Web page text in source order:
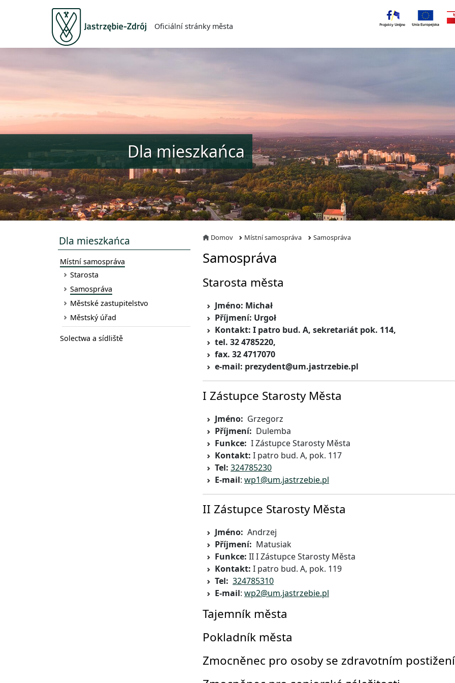
Oficiální stránky města
Dla mieszkańca
Dla mieszkańca
Místní samospráva
Starosta
Samospráva
Městské zastupitelstvo
Městský úřad
Solectwa a sídliště
Domov Místní samospráva Samospráva
Samospráva
Starosta města
Jméno: Michał
Příjmení: Urgoł
Kontakt: I patro bud. A, sekretariát pok. 114,
tel. 32 4785220,
fax. 32 4717070
e-mail: prezydent@um.jastrzebie.pl
I Zástupce Starosty Města
Jméno: Grzegorz
Příjmení: Dulemba
Funkce: I Zástupce Starosty Města
Kontakt: I patro bud. A, pok. 117
Tel: 324785230
E-mail: wp1@um.jastrzebie.pl
II Zástupce Starosty Města
Jméno: Andrzej
Příjmení: Matusiak
Funkce: II I Zástupce Starosty Města
Kontakt: I patro bud. A, pok. 119
Tel: 324785310
E-mail: wp2@um.jastrzebie.pl
Tajemník města
Pokladník města
Zmocněnec pro osoby se zdravotním